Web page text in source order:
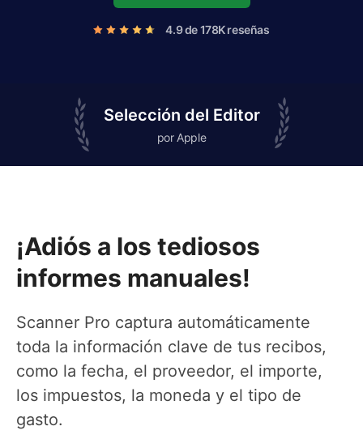
4.9 de 178K reseñas
Selección del Editor
por Apple
¡Adiós a los tediosos
informes manuales!
Scanner Pro captura automáticamente
toda la información clave de tus recibos,
como la fecha, el proveedor, el importe,
los impuestos, la moneda y el tipo de
gasto.